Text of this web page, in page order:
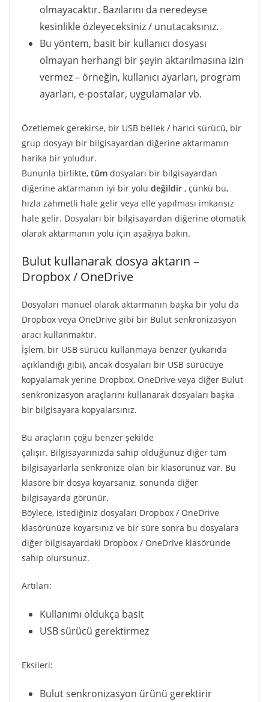
olmayacaktır. Bazılarını da neredeyse
kesinlikle özleyeceksiniz / unutacaksınız.
Bu yöntem, basit bir kullanıcı dosyası
olmayan herhangi bir şeyin aktarılmasına izin
vermez – örneğin, kullanıcı ayarları, program
ayarları, e-postalar, uygulamalar vb.
Özetlemek gerekirse, bir USB bellek / harici sürücü, bir
grup dosyayı bir bilgisayardan diğerine aktarmanın
harika bir yoludur.
Bununla birlikte, tüm dosyaları bir bilgisayardan
diğerine aktarmanın iyi bir yolu değildir , çünkü bu,
hızla zahmetli hale gelir veya elle yapılması imkansız
hale gelir. Dosyaları bir bilgisayardan diğerine otomatik
olarak aktarmanın yolu için aşağıya bakın.
Bulut kullanarak dosya aktarın –
Dropbox / OneDrive
Dosyaları manuel olarak aktarmanın başka bir yolu da
Dropbox veya OneDrive gibi bir Bulut senkronizasyon
aracı kullanmaktır.
İşlem, bir USB sürücü kullanmaya benzer (yukarıda
açıklandığı gibi), ancak dosyaları bir USB sürücüye
kopyalamak yerine Dropbox, OneDrive veya diğer Bulut
senkronizasyon araçlarını kullanarak dosyaları başka
bir bilgisayara kopyalarsınız.
Bu araçların çoğu benzer şekilde
çalışır. Bilgisayarınızda sahip olduğunuz diğer tüm
bilgisayarlarla senkronize olan bir klasörünüz var. Bu
klasöre bir dosya koyarsanız, sonunda diğer
bilgisayarda görünür.
Böylece, istediğiniz dosyaları Dropbox / OneDrive
klasörünüze koyarsınız ve bir süre sonra bu dosyalara
diğer bilgisayardaki Dropbox / OneDrive klasöründe
sahip olursunuz.
Artıları:
Kullanımı oldukça basit
USB sürücü gerektirmez
Eksileri:
Bulut senkronizasyon ürünü gerektirir